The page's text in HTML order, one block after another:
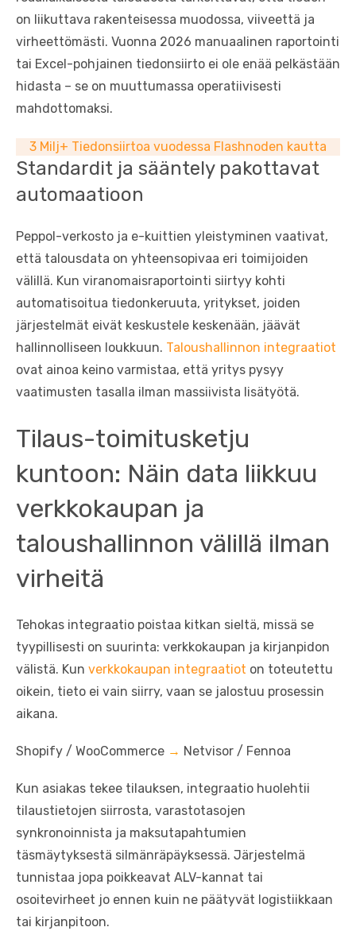
on liikuttava rakenteisessa muodossa, viiveettä ja
virheettömästi. Vuonna 2026 manuaalinen raportointi
tai Excel-pohjainen tiedonsiirto ei ole enää pelkästään
hidasta – se on muuttumassa operatiivisesti
mahdottomaksi.
3 Milj+ Tiedonsiirtoa vuodessa Flashnoden kautta
Standardit ja sääntely pakottavat
automaatioon
Peppol-verkosto ja e-kuittien yleistyminen vaativat,
että talousdata on yhteensopivaa eri toimijoiden
välillä. Kun viranomaisraportointi siirtyy kohti
automatisoitua tiedonkeruuta, yritykset, joiden
järjestelmät eivät keskustele keskenään, jäävät
hallinnolliseen loukkuun. Taloushallinnon integraatiot
ovat ainoa keino varmistaa, että yritys pysyy
vaatimusten tasalla ilman massiivista lisätyötä.
Tilaus-toimitusketju
kuntoon: Näin data liikkuu
verkkokaupan ja
taloushallinnon välillä ilman
virheitä
Tehokas integraatio poistaa kitkan sieltä, missä se
tyypillisesti on suurinta: verkkokaupan ja kirjanpidon
välistä. Kun verkkokaupan integraatiot on toteutettu
oikein, tieto ei vain siirry, vaan se jalostuu prosessin
aikana.
Shopify / WooCommerce → Netvisor / Fennoa
Kun asiakas tekee tilauksen, integraatio huolehtii
tilaustietojen siirrosta, varastotasojen
synkronoinnista ja maksutapahtumien
täsmäytyksestä silmänräpäyksessä. Järjestelmä
tunnistaa jopa poikkeavat ALV-kannat tai
osoitevirheet jo ennen kuin ne päätyvät logistiikkaan
tai kirjanpitoon.